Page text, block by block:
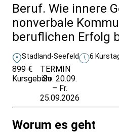
Beruf. Wie innere
nonverbale
beruflichen Erfolg
Stadland-Seefeld 6
899 €
Kursgebühr
TERMIN
So. 20.09.
– Fr.
25.09.2026
Worum es geht